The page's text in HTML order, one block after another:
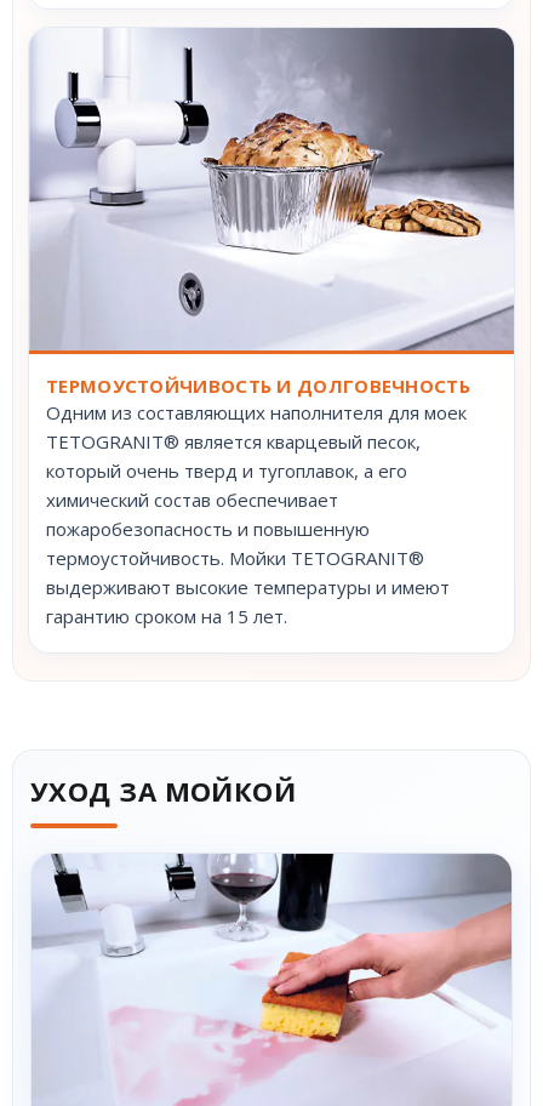
ТЕРМОУСТОЙЧИВОСТЬ И ДОЛГОВЕЧНОСТЬ
Одним из составляющих наполнителя для моек
TETOGRANIT® является кварцевый песок,
который очень тверд и тугоплавок, а его
химический состав обеспечивает
пожаробезопасность и повышенную
термоустойчивость. Мойки TETOGRANIT®
выдерживают высокие температуры и имеют
гарантию сроком на 15 лет.
УХОД ЗА МОЙКОЙ